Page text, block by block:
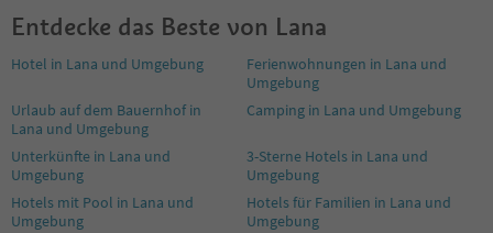
Entdecke das Beste von Lana
Hotel in Lana und Umgebung
Ferienwohnungen in Lana und
Umgebung
Urlaub auf dem Bauernhof in
Lana und Umgebung
Camping in Lana und Umgebung
Unterkünfte in Lana und
Umgebung
3-Sterne Hotels in Lana und
Umgebung
Hotels mit Pool in Lana und
Umgebung
Hotels für Familien in Lana und
Umgebung